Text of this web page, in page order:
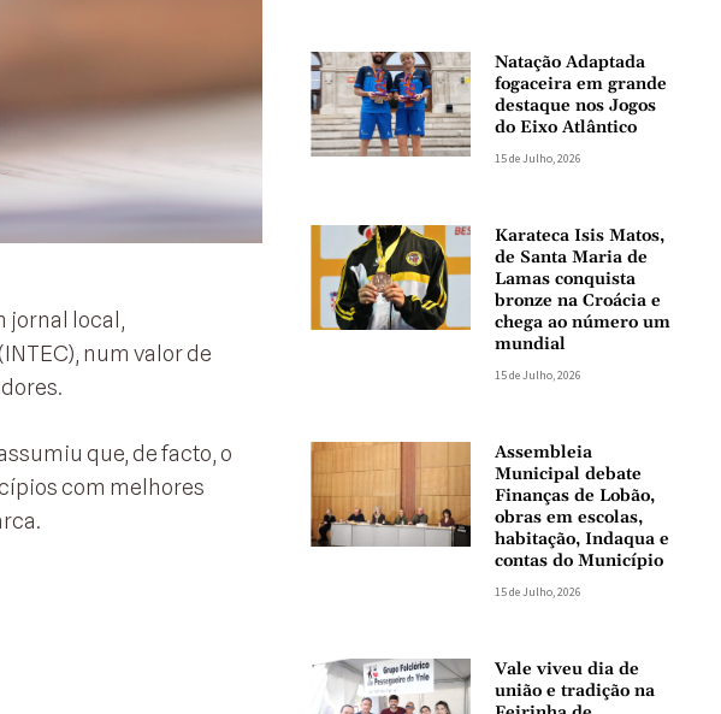
local,
num valor de
que, de facto, o
com melhores
Natação Adaptada
fogaceira em grande
destaque nos Jogos
do Eixo Atlântico
15 de Julho, 2026
Karateca Isis Matos,
de Santa Maria de
Lamas conquista
bronze na Croácia e
chega ao número um
mundial
15 de Julho, 2026
Assembleia
Municipal debate
Finanças de Lobão,
obras em escolas,
habitação, Indaqua e
contas do Município
15 de Julho, 2026
Vale viveu dia de
união e tradição na